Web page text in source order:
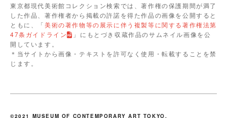
東京都現代美術館コレクション検索では、著作権の保護期間が満了
した作品、著作権者から掲載の許諾を得た作品の画像を公開すると
ともに、「美術の著作物等の展示に伴う複製等に関する著作権法第
47条ガイドライン
」にもとづき収蔵作品のサムネイル画像を公
開しています。
＊当サイトから画像・テキストを許可なく使用・転載することを禁
じます。
©2021 MUSEUM OF CONTEMPORARY ART TOKYO.